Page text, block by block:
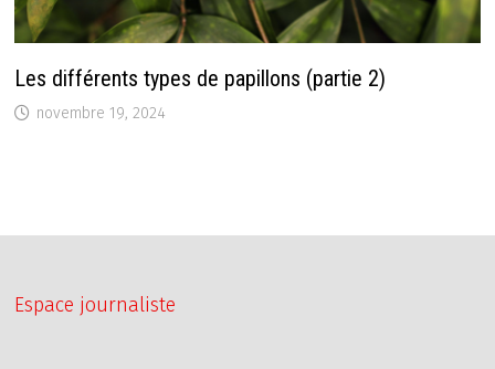
Les différents types de papillons (partie 2)
novembre 19, 2024
Espace journaliste